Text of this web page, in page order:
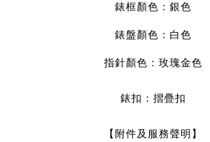
錶框顏色：銀色
錶盤顏色：白色
指針顏色：玫瑰金色
錶扣：摺疊扣
【附件及服務聲明】